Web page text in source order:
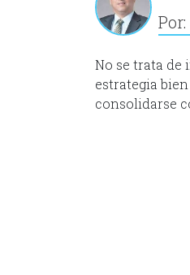
No se trata de
estrategia
consolidarse